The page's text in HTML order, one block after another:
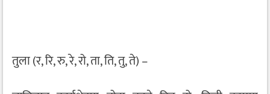
तुला (र, रि, रु, रे, रो, ता, ति, तु, ते) –